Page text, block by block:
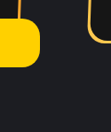
→ Купить